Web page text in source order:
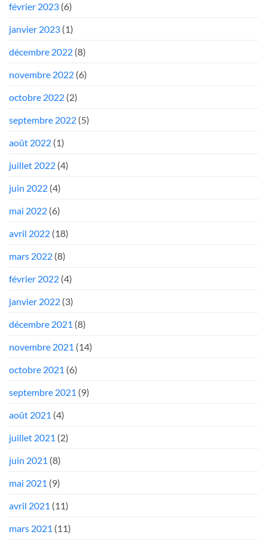
février 2023 (6)
janvier 2023 (1)
décembre 2022 (8)
novembre 2022 (6)
octobre 2022 (2)
septembre 2022 (5)
août 2022 (1)
juillet 2022 (4)
juin 2022 (4)
mai 2022 (6)
avril 2022 (18)
mars 2022 (8)
février 2022 (4)
janvier 2022 (3)
décembre 2021 (8)
novembre 2021 (14)
octobre 2021 (6)
septembre 2021 (9)
août 2021 (4)
juillet 2021 (2)
juin 2021 (8)
mai 2021 (9)
avril 2021 (11)
mars 2021 (11)